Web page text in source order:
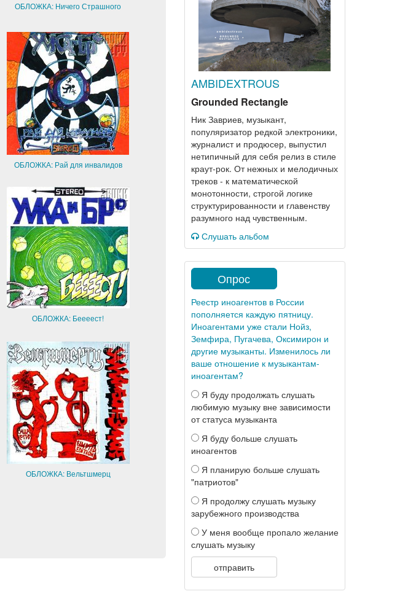
ОБЛОЖКА: Ничего Страшного
ОБЛОЖКА: Рай для инвалидов
ОБЛОЖКА: Беееест!
ОБЛОЖКА: Вельтшмерц
AMBIDEXTROUS
Grounded Rectangle
Ник Завриев, музыкант,
популяризатор редкой электроники,
журналист и продюсер, выпустил
нетипичный для себя релиз в стиле
краут-рок. От нежных и мелодичных
треков - к математической
монотонности, строгой логике
структурированности и главенству
разумного над чувственным.
Слушать альбом
Опрос
Реестр иноагентов в России
пополняется каждую пятницу.
Иноагентами уже стали Нойз,
Земфира, Пугачева, Оксимирон и
другие музыканты. Изменилось ли
ваше отношение к музыкантам-
иноагентам?
Я буду продолжать слушать
любимую музыку вне зависимости
от статуса музыканта
Я буду больше слушать
иноагентов
Я планирую больше слушать
"патриотов"
Я продолжу слушать музыку
зарубежного производства
У меня вообще пропало желание
слушать музыку
отправить